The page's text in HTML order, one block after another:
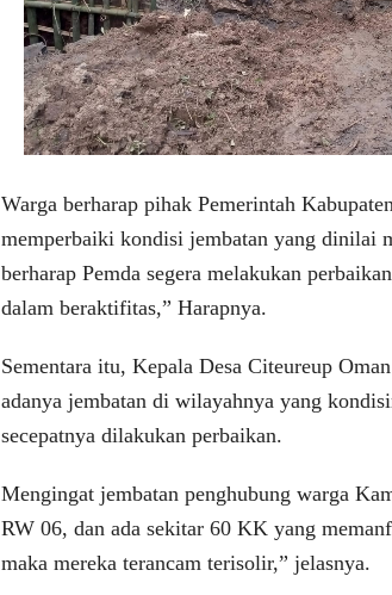
Warga berharap pihak Pemerintah
memperbaiki kondisi jembatan yang dinilai
berharap Pemda segera melakukan
dalam beraktifitas,” Harapnya.
Sementara itu, Kepala Desa Citeureup
adanya jembatan di wilayahnya yang
secepatnya dilakukan perbaikan.
Mengingat jembatan penghubung warga
RW 06, dan ada sekitar 60 KK yang
maka mereka terancam terisolir,” jelasnya.